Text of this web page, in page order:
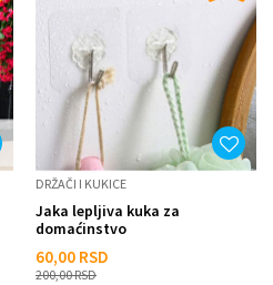
DRŽAČI I KUKICE
Jaka lepljiva kuka za
domaćinstvo
60,00 RSD
200,00RSD